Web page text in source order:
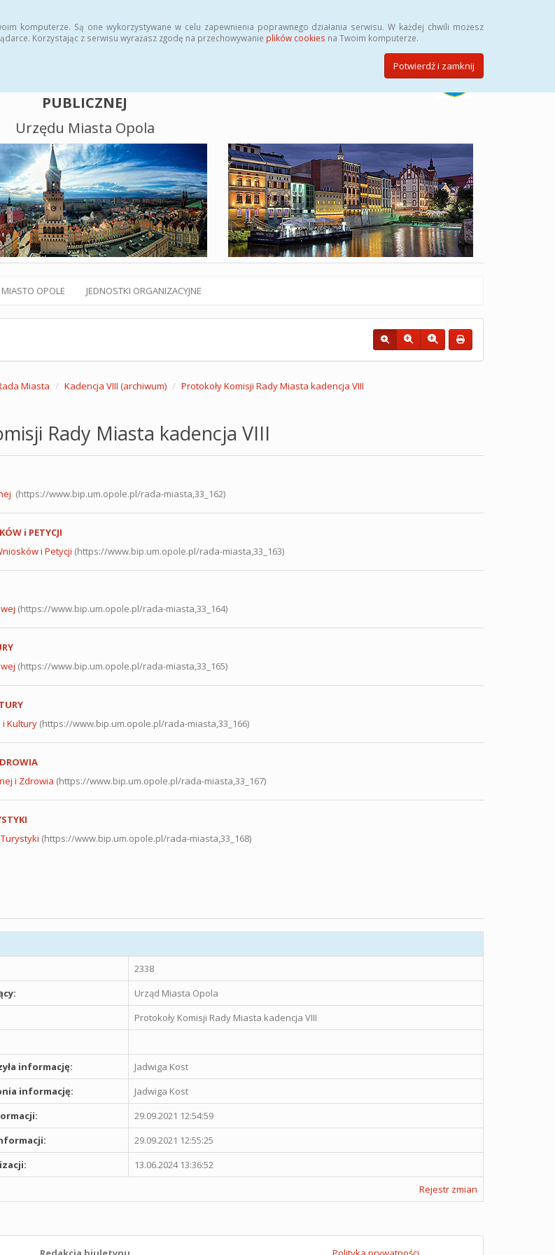
komputerze. Są one wykorzystywane w celu zapewnienia poprawnego działania serwisu. W każdej chwili możesz
Korzystając z serwisu wyrażasz zgodę na przechowywanie plików cookies na Twoim komputerze.
Potwierdź i zamknij
PUBLICZNEJ
Urzędu Miasta Opola
MIASTO OPOLE JEDNOSTKI ORGANIZACYJNE
Miasta Kadencja VIII (archiwum) Protokoły Komisji Rady Miasta kadencja VIII
Rady Miasta kadencja VIII
(https://www.bip.um.opole.pl/rada-miasta,33_162)
i PETYCJI
i Petycji (https://www.bip.um.opole.pl/rada-miasta,33_163)
(https://www.bip.um.opole.pl/rada-miasta,33_164)
(https://www.bip.um.opole.pl/rada-miasta,33_165)
i Kultury(https://www.bip.um.opole.pl/rada-miasta,33_166)
i Zdrowia (https://www.bip.um.opole.pl/rada-miasta,33_167)
(https://www.bip.um.opole.pl/rada-miasta,33_168)
2338
Urząd Miasta Opola
Protokoły Komisji Rady Miasta kadencja VIII
informację:
Jadwiga Kost
informację:
Jadwiga Kost
29.09.2021 12:54:59
29.09.2021 12:55:25
13.06.2024 13:36:52
Rejestr zmian